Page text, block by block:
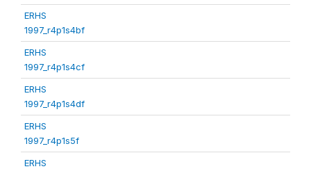
ERHS
1997_r4p1s4bf
ERHS
1997_r4p1s4cf
ERHS
1997_r4p1s4df
ERHS
1997_r4p1s5f
ERHS